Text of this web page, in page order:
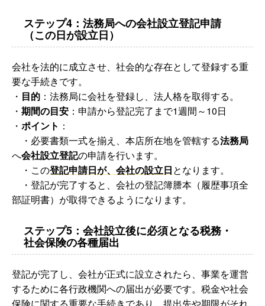
ステップ4：法務局への会社設立登記申請
（この日が設立日）
会社を法的に成立させ、社会的な存在として登録する重
要な手続きです。
・ 目的 ：法務局に会社を登録し、法人格を取得する。
・ 期間の目安 ：申請から登記完了まで1週間～10日
・ ポイント ：
・必要書類一式を揃え、本店所在地を管轄する法務局
へ会社設立登記の申請を行います。
・この登記申請日が、会社の設立日となります。
・登記が完了すると、会社の登記簿謄本（履歴事項全
部証明書）が取得できるようになります。
ステップ5：会社設立後に必須となる税務・
社会保険の各種届出
登記が完了し、会社が正式に設立されたら、事業を運営
するために各行政機関への届出が必要です。税金や社会